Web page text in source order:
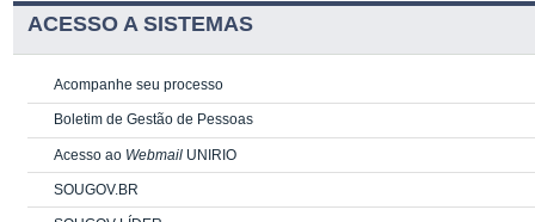
ACESSO A SISTEMAS
Acompanhe seu processo
Boletim de Gestão de Pessoas
Acesso ao Webmail UNIRIO
SOUGOV.BR